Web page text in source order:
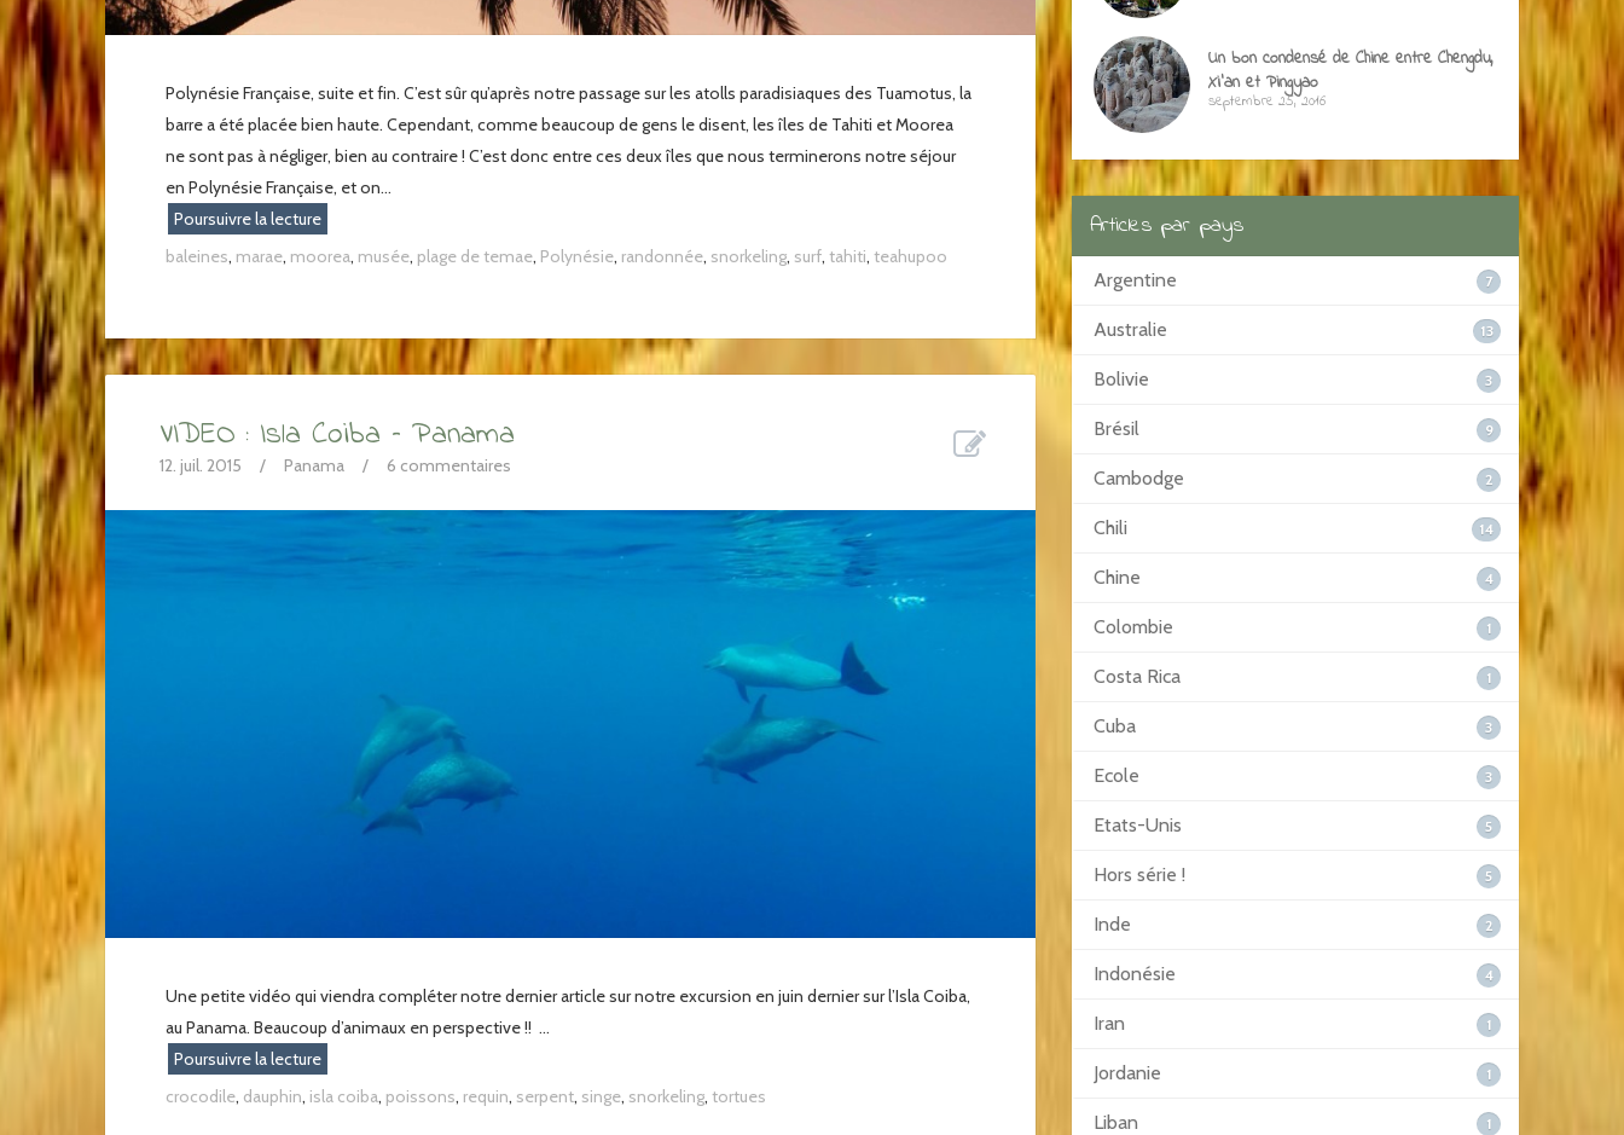
Polynésie Française, suite et fin. C’est sûr qu’après notre passage sur les atolls paradisiaques des Tuamotus, la
barre a été placée bien haute. Cependant, comme beaucoup de gens le disent, les îles de Tahiti et Moorea
ne sont pas à négliger, bien au contraire ! C’est donc entre ces deux îles que nous terminerons notre séjour
en Polynésie Française, et on...
Poursuivre la lecture
baleines, marae, moorea, musée, plage de temae, Polynésie, randonnée, snorkeling, surf, tahiti, teahupoo
VIDEO : Isla Coiba – Panama
12. juil. 2015 / Panama / 6 commentaires
Une petite vidéo qui viendra compléter notre dernier article sur notre excursion en juin dernier sur l’Isla Coiba,
au Panama. Beaucoup d’animaux en perspective !! ...
Poursuivre la lecture
crocodile, dauphin, isla coiba, poissons, requin, serpent, singe, snorkeling, tortues
Un bon condensé de Chine entre Chengdu,
Xi’an et Pingyao
septembre 25, 2016
Articles par pays
Argentine 7
Australie 13
Bolivie 3
Brésil 9
Cambodge 2
Chili 14
Chine 4
Colombie 1
Costa Rica 1
Cuba 3
Ecole 3
Etats-Unis 5
Hors série ! 5
Inde 2
Indonésie 4
Iran 1
Jordanie 1
Liban 1